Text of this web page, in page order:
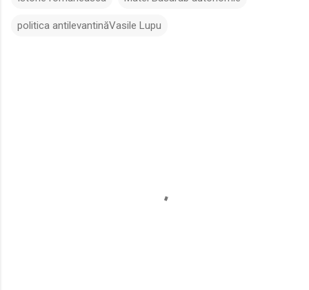
politica antilevantinăVasile Lupu